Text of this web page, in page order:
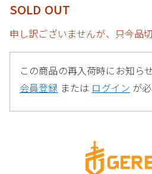
SOLD OUT
申し訳ございませんが、只今品切
この商品の再入荷時にお知ら
会員登録 または ログイン が